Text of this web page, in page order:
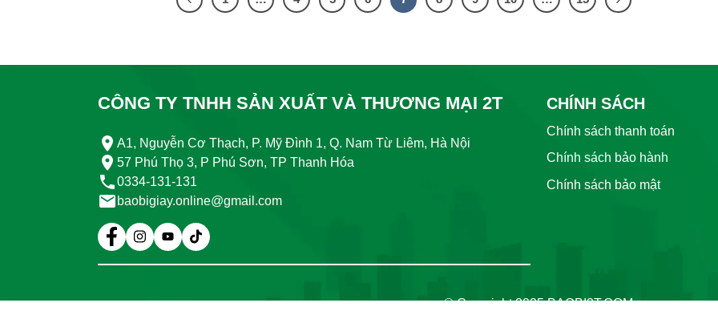
CÔNG TY TNHH SẢN XUẤT VÀ THƯƠNG MẠI 2T
A1, Nguyễn Cơ Thạch, P. Mỹ Đình 1, Q. Nam Từ Liêm, Hà Nội
57 Phú Thọ 3, P Phú Sơn, TP Thanh Hóa
0334-131-131
baobigiay.online@gmail.com
CHÍNH SÁCH
Chính sách thanh toán
Chính sách bảo hành
Chính sách bảo mật
© Copyright 2025 BAOBI2T.COM